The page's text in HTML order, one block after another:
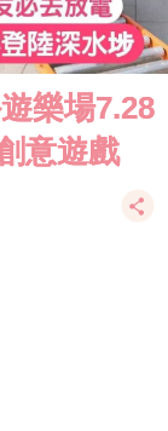
樂場7.28
意遊戲